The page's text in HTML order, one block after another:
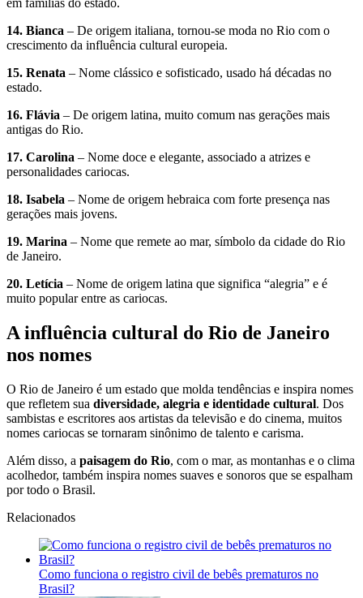
em famílias do estado.
14. Bianca – De origem italiana, tornou-se moda no Rio com o
crescimento da influência cultural europeia.
15. Renata – Nome clássico e sofisticado, usado há décadas no
estado.
16. Flávia – De origem latina, muito comum nas gerações mais
antigas do Rio.
17. Carolina – Nome doce e elegante, associado a atrizes e
personalidades cariocas.
18. Isabela – Nome de origem hebraica com forte presença nas
gerações mais jovens.
19. Marina – Nome que remete ao mar, símbolo da cidade do Rio
de Janeiro.
20. Letícia – Nome de origem latina que significa “alegria” e é
muito popular entre as cariocas.
A influência cultural do Rio de Janeiro
nos nomes
O Rio de Janeiro é um estado que molda tendências e inspira nomes
que refletem sua diversidade, alegria e identidade cultural. Dos
sambistas e escritores aos artistas da televisão e do cinema, muitos
nomes cariocas se tornaram sinônimo de talento e carisma.
Além disso, a paisagem do Rio, com o mar, as montanhas e o clima
acolhedor, também inspira nomes suaves e sonoros que se espalham
por todo o Brasil.
Relacionados
Como funciona o registro civil de bebês prematuros no
Brasil?